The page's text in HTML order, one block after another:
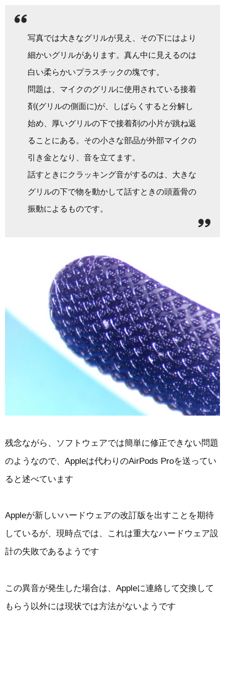
写真では大きなグリルが見え、その下にはより
細かいグリルがあります。真ん中に見えるのは
白い柔らかいプラスチックの塊です。
問題は、マイクのグリルに使用されている接着
剤(グリルの側面に)が、しばらくすると分解し
始め、厚いグリルの下で接着剤の小片が跳ね返
ることにある。その小さな部品が外部マイクの
引き金となり、音を立てます。
話すときにクラッキング音がするのは、大きな
グリルの下で物を動かして話すときの頭蓋骨の
振動によるものです。
残念ながら、ソフトウェアでは簡単に修正できない問題
のようなので、Appleは代わりのAirPods Proを送ってい
ると述べています
Appleが新しいハードウェアの改訂版を出すことを期待
しているが、現時点では、これは重大なハードウェア設
計の失敗であるようです
この異音が発生した場合は、Appleに連絡して交換して
もらう以外には現状では方法がないようです